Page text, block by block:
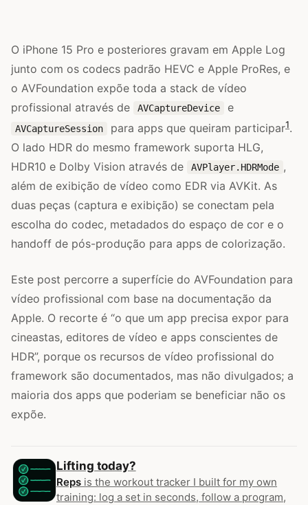
O iPhone 15 Pro e posteriores gravam em Apple Log
junto com os codecs padrão HEVC e Apple ProRes, e
o AVFoundation expõe toda a stack de vídeo
profissional através de
AVCaptureDevice e
AVCaptureSession para apps que queiram participar1.
O lado HDR do mesmo framework suporta HLG,
HDR10 e Dolby Vision através de
AVPlayer.HDRMode ,
além de exibição de vídeo como EDR via AVKit. As
duas peças (captura e exibição) se conectam pela
escolha do codec, metadados do espaço de cor e o
handoff de pós-produção para apps de colorização.
Este post percorre a superfície do AVFoundation para
vídeo profissional com base na documentação da
Apple. O recorte é “o que um app precisa expor para
cineastas, editores de vídeo e apps conscientes de
HDR”, porque os recursos de vídeo profissional do
framework são documentados, mas não divulgados; a
maioria dos apps que poderiam se beneficiar não os
expõe.
Lifting today?
Reps is the workout tracker I built for my own
training: log a set in seconds, follow a program,